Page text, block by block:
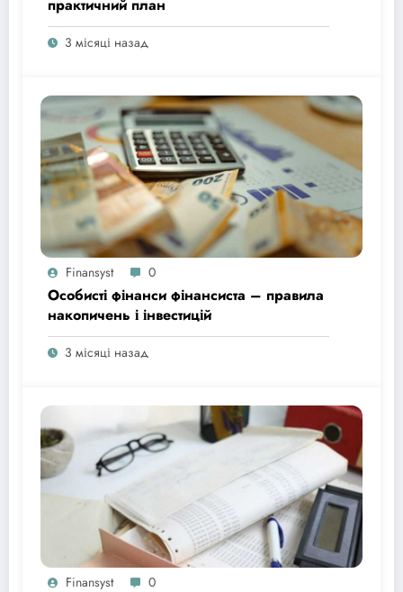
практичний план
3 місяці назад
Finansyst 0
Особисті фінанси фінансиста – правила
накопичень і інвестицій
3 місяці назад
Finansyst 0